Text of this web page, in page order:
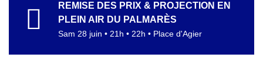
REMISE DES PRIX & PROJECTION EN
PLEIN AIR DU PALMARÈS
Sam 28 juin • 21h • 22h • Place d'Agier